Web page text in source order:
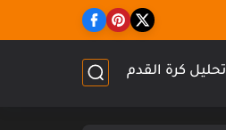
تحليل كرة القدم